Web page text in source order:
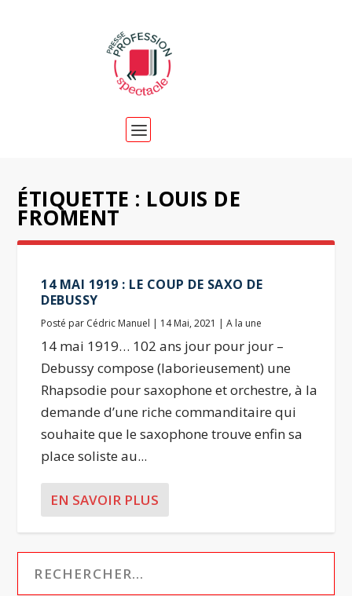
ÉTIQUETTE : LOUIS DE
FROMENT
14 MAI 1919 : LE COUP DE SAXO DE
DEBUSSY
Posté par Cédric Manuel | 14 Mai, 2021 |A la une
14 mai 1919… 102 ans jour pour jour –
Debussy compose (laborieusement) une
Rhapsodie pour saxophone et orchestre, à la
demande d’une riche commanditaire qui
souhaite que le saxophone trouve enfin sa
place soliste au...
EN SAVOIR PLUS